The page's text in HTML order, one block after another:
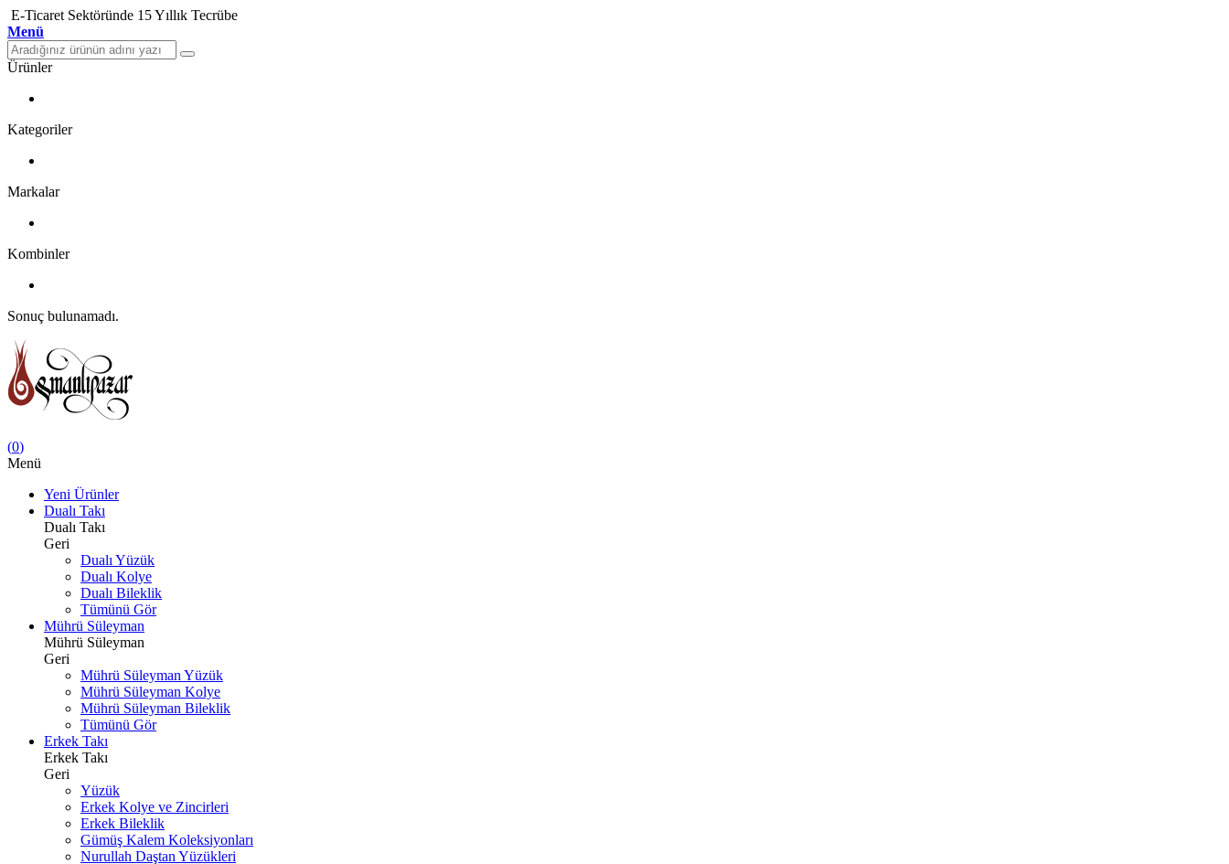
E-Ticaret Sektöründe 15 Yıllık Tecrübe
Menü
Ürünler
Kategoriler
Markalar
Kombinler
Sonuç bulunamadı.
(0)
Menü
Yeni Ürünler
Dualı Takı
Dualı Takı
Geri
Dualı Yüzük
Dualı Kolye
Dualı Bileklik
Tümünü Gör
Mührü Süleyman
Mührü Süleyman
Geri
Mührü Süleyman Yüzük
Mührü Süleyman Kolye
Mührü Süleyman Bileklik
Tümünü Gör
Erkek Takı
Erkek Takı
Geri
Yüzük
Erkek Kolye ve Zincirleri
Erkek Bileklik
Gümüş Kalem Koleksiyonları
Nurullah Daştan Yüzükleri